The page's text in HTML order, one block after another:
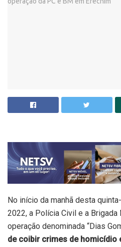
No início da manhã desta
2022, a Polícia Civil e a Brigada
operação denominada “Dias
de coibir crimes de homicídio